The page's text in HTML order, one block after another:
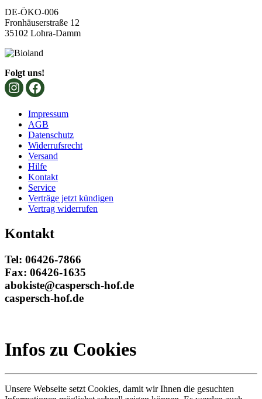
DE-ÖKO-006
Fronhäuserstraße 12
35102 Lohra-Damm
Folgt uns!
Impressum
AGB
Datenschutz
Widerrufsrecht
Versand
Hilfe
Kontakt
Service
Verträge jetzt kündigen
Vertrag widerrufen
Kontakt
Tel: 06426-7866
Fax: 06426-1635
abokiste@caspersch-hof.de
caspersch-hof.de
Infos zu Cookies
Unsere Webseite setzt Cookies, damit wir Ihnen die gesuchten